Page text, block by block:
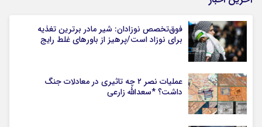
فوق‌تخصص نوزادان: شیر مادر برترین تغذیه
برای نوزاد است/پرهیز از باورهای غلط رایج
عملیات نصر ۲ چه تاثیری در معادلات جنگ
داشت؟ *سعدالله زارعی